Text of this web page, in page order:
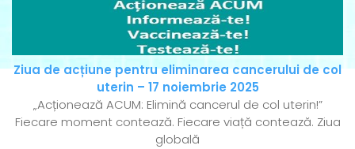
Ziua de acțiune pentru eliminarea cancerului de col
uterin – 17 noiembrie 2025
„Acționează ACUM: Elimină cancerul de col uterin!”
Fiecare moment contează. Fiecare viață contează. Ziua
globală